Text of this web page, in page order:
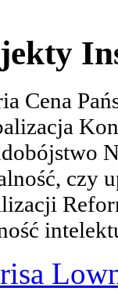
Cena
czy